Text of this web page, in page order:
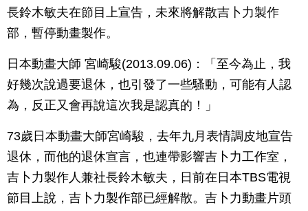
長鈴木敏夫在節目上宣告，未來將解散吉卜力製作
部，暫停動畫製作。
日本動畫大師 宮崎駿(2013.09.06)：「至今為止，我
好幾次說過要退休，也引發了一些騷動，可能有人認
為，反正又會再說這次我是認真的！」
73歲日本動畫大師宮崎駿，去年九月表情調皮地宣告
退休，而他的退休宣言，也連帶影響吉卜力工作室，
吉卜力製作人兼社長鈴木敏夫，日前在日本TBS電視
節目上說，吉卜力製作部已經解散。吉卜力動畫片頭